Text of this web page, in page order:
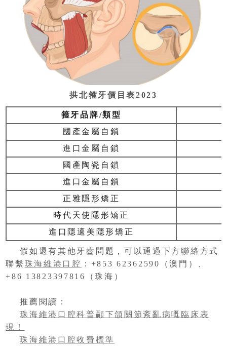
拱北箍牙價目表2023
箍牙品牌/類型
國產金屬自鎖
進口金屬自鎖
國產陶瓷自鎖
進口金屬自鎖
正雅隱形矯正
時代天使隱形矯正
進口隱適美隱形矯正
假如還有其他牙齒問題，可以通過下方聯絡方式
聯繫 珠海維港口腔 ：+853 62362590（澳門）、
+86 13823397816（珠海）
推薦閱讀：
珠海維港口腔科普顳下頜關節紊亂病嘅臨床表
現！
珠海維港口腔收費標準